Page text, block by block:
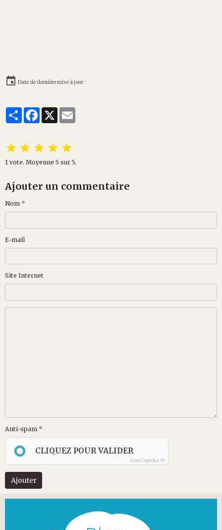
Date de dernière mise à jour :
PartagerFacebook
X
★★★★★
1 vote. Moyenne 5 sur 5.
Ajouter un commentaire
Nom
E-mail
Site Internet
Anti-spam
CLIQUEZ POUR VALIDER
IconCaptcha ©
Ajouter